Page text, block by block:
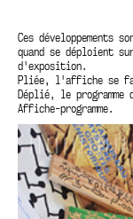
Ces développements
quand se déploient
d'exposition.
Pliée, l'affiche se
Déplié, le
Affiche-programme.